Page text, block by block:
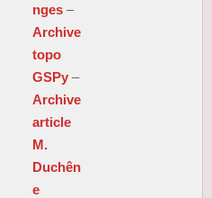
nges –
Archive
topo
GSPy –
Archive
article
M.
Duchên
e